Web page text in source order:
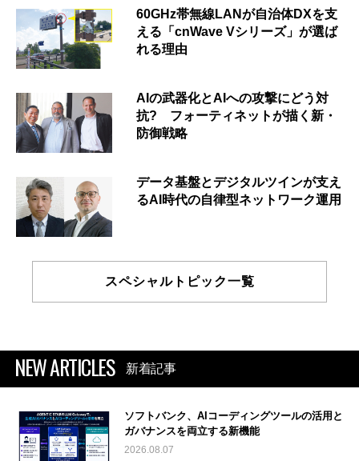
60GHz帯無線LANが自治体DXを支
える「cnWave Vシリーズ」が選ば
れる理由
AIの武器化とAIへの攻撃にどう対
抗? フォーティネットが描く新・
防御戦略
データ基盤とデジタルツインが支え
るAI時代の自律型ネットワーク運用
スペシャルトピック一覧
NEW ARTICLES 新着記事
ソフトバンク、AIコーディングツールの活用と
ガバナンスを両立する新機能
2026.08.07